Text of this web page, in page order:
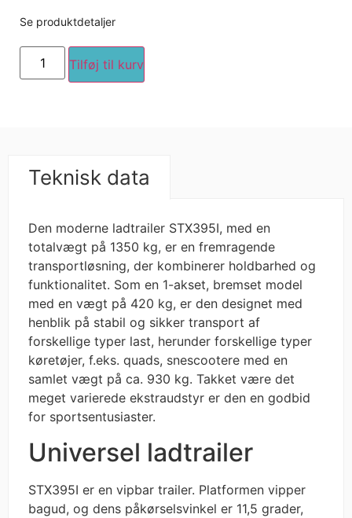
Se produktdetaljer
Tilføj til kurv
Teknisk data
Den moderne ladtrailer STX395I, med en
totalvægt på 1350 kg, er en fremragende
transportløsning, der kombinerer holdbarhed og
funktionalitet. Som en 1-akset, bremset model
med en vægt på 420 kg, er den designet med
henblik på stabil og sikker transport af
forskellige typer last, herunder forskellige typer
køretøjer, f.eks. quads, snescootere med en
samlet vægt på ca. 930 kg. Takket være det
meget varierede ekstraudstyr er den en godbid
for sportsentusiaster.
Universel ladtrailer
STX395I er en vipbar trailer. Platformen vipper
bagud, og dens påkørselsvinkel er 11,5 grader,